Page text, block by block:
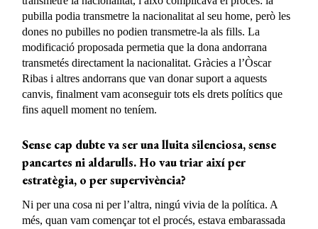
pubilla podia transmetre la nacionalitat al seu home, però les
dones no pubilles no podien transmetre-la als fills. La
modificació proposada permetia que la dona andorrana
transmetés directament la nacionalitat. Gràcies a l’Òscar
Ribas i altres andorrans que van donar suport a aquests
canvis, finalment vam aconseguir tots els drets polítics que
fins aquell moment no teníem.
Sense cap dubte va ser una lluita silenciosa, sense
pancartes ni aldarulls. Ho vau triar així per
estratègia, o per supervivència?
Ni per una cosa ni per l’altra, ningú vivia de la política. A
més, quan vam començar tot el procés, estava embarassada